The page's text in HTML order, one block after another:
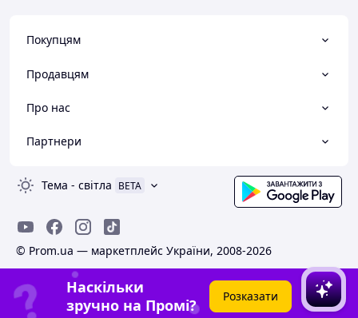
Покупцям
Продавцям
Про нас
Партнери
Тема - світла BETA
© Prom.ua — маркетплейс України, 2008-2026
Наскільки
зручно на Промі?
Розказати